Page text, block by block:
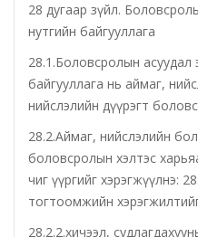
Статистикийн хэлтэс
Татварын газар
Улсын бүртгэлийн
Ус цаг уур, орчны
Хүүхэд, гэр бүлийн
28 дугаар зүйл.
нутгийн байгууллага
28.1.Боловсролын асуудал
байгууллага нь аймаг,
нийслэлийн дүүрэгт
28.2.Аймаг, нийслэлийн
боловсролын хэлтэс
чиг үүргийг хэрэгжүүлнэ:
тогтоомжийн
28.2.2.хичээл,